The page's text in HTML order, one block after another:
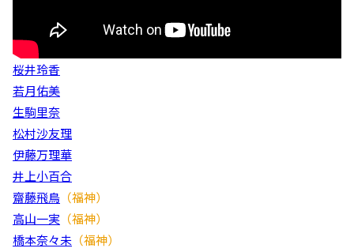
桜井玲香
若月佑美
生駒里奈
松村沙友理
伊藤万理華
井上小百合
齋藤飛鳥 （福神）
高山一実 （福神）
橋本奈々未 （福神）